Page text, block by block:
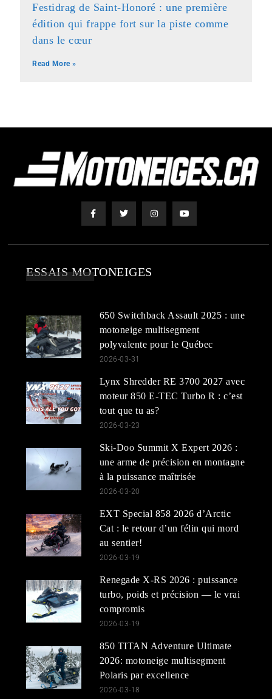
Festidrag de Saint-Honoré : une première
édition qui frappe fort sur la piste comme
dans le cœur
Read More »
ESSAIS MOTONEIGES
650 Switchback Assault 2025 : une
motoneige multisegment
polyvalente pour le Québec
2026-03-31
Lynx Shredder RE 3700 2027 avec
moteur 850 E-TEC Turbo R : c’est
tout que tu as?
2026-03-23
Ski-Doo Summit X Expert 2026 :
une arme de précision en montagne
à la puissance maîtrisée
2026-03-20
EXT Special 858 2026 d’Arctic
Cat : le retour d’un félin qui mord
au sentier!
2026-03-19
Renegade X-RS 2026 : puissance
turbo, poids et précision — le vrai
compromis
2026-03-19
850 TITAN Adventure Ultimate
2026: motoneige multisegment
Polaris par excellence
2026-03-18